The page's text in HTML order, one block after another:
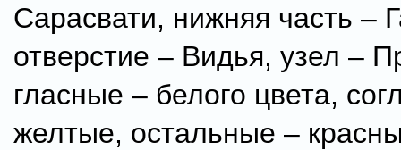
Сарасвати, нижняя часть –
отверстие – Видья, узел –
гласные – белого цвета,
желтые, остальные –